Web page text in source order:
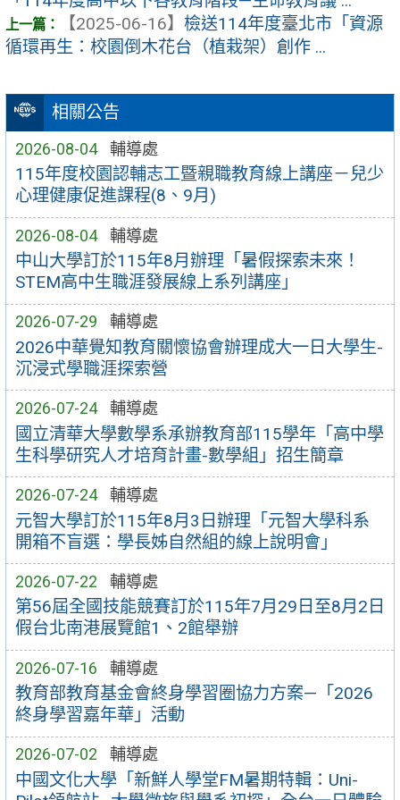
相關公告
2026-08-04 輔導處
115年度校園認輔志工暨親職教育線上講座－兒少
心理健康促進課程(8、9月)
2026-08-04 輔導處
中山大學訂於115年8月辦理「暑假探索未來！
STEM高中生職涯發展線上系列講座」
2026-07-29 輔導處
2026中華覺知教育關懷協會辦理成大一日大學生-
沉浸式學職涯探索營
2026-07-24 輔導處
國立清華大學數學系承辦教育部115學年「高中學
生科學研究人才培育計畫-數學組」招生簡章
2026-07-24 輔導處
元智大學訂於115年8月3日辦理「元智大學科系
開箱不盲選：學長姊自然組的線上說明會」
2026-07-22 輔導處
第56屆全國技能競賽訂於115年7月29日至8月2日
假台北南港展覽館1、2館舉辦
2026-07-16 輔導處
教育部教育基金會終身學習圈協力方案—「2026
終身學習嘉年華」活動
2026-07-02 輔導處
中國文化大學「新鮮人學堂FM暑期特輯：Uni-
【2025-06-16】 檢送114年度臺北市「資源
循環再生：校園倒木花台（植栽架）創作 ...